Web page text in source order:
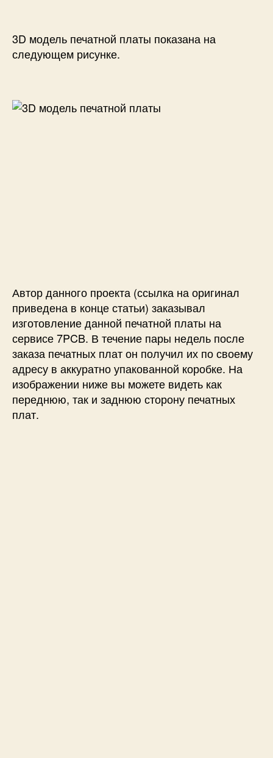
3D модель печатной платы показана на
следующем рисунке.
Автор данного проекта (ссылка на оригинал
приведена в конце статьи) заказывал
изготовление данной печатной платы на
сервисе 7PCB. В течение пары недель после
заказа печатных плат он получил их по своему
адресу в аккуратно упакованной коробке. На
изображении ниже вы можете видеть как
переднюю, так и заднюю сторону печатных
плат.